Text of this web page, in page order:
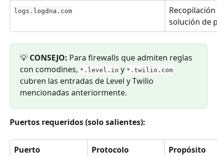
logs.logdna.com
solución de
💡 CONSEJO: Para firewalls que admiten reglas
con comodines, *.level.io y *.twilio.com
cubren las entradas de Level y Twilio
mencionadas anteriormente.
Puertos requeridos (solo salientes):
Puerto Protocolo
Propósito